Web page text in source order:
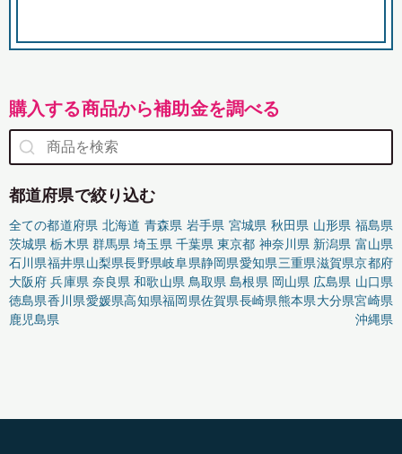
購入する商品から補助金を調べる
都道府県で絞り込む
全ての都道府県 北海道 青森県 岩手県 宮城県 秋田県 山形県 福島県
茨城県 栃木県 群馬県 埼玉県 千葉県 東京都 神奈川県 新潟県 富山県
石川県福井県山梨県長野県岐阜県静岡県愛知県三重県滋賀県京都府
大阪府 兵庫県 奈良県 和歌山県 鳥取県 島根県 岡山県 広島県 山口県
徳島県香川県愛媛県高知県福岡県佐賀県長崎県熊本県大分県宮崎県
鹿児島県
沖縄県